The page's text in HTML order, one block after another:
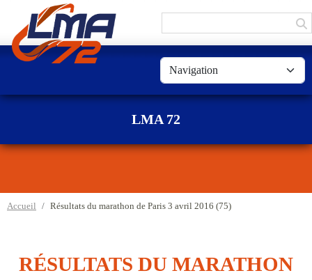
LMA 72
Accueil Résultats du marathon de Paris 3 avril 2016 (75)
RÉSULTATS DU MARATHON
Panneau de gestion des cookies